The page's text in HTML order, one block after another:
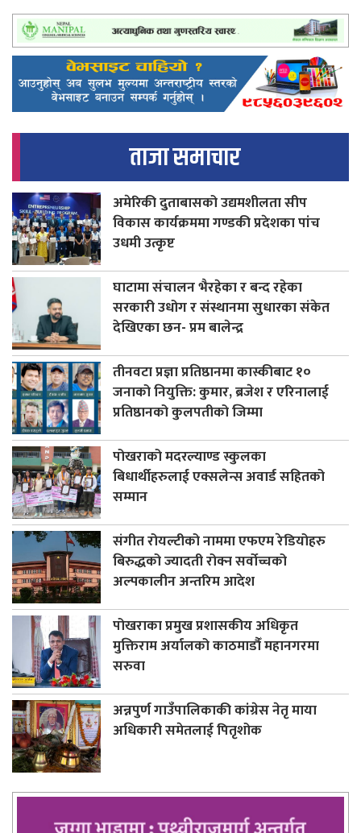
ताजा समाचार
अमेरिकी दुताबासको उद्यमशीलता सीप
विकास कार्यक्रममा गण्डकी प्रदेशका पांच
उधमी उत्कृष्ट
घाटामा संचालन भैरहेका र बन्द रहेका
सरकारी उधोग र संस्थानमा सुधारका संकेत
देखिएका छन- प्रम बालेन्द्र
तीनवटा प्रज्ञा प्रतिष्ठानमा कास्कीबाट १०
जनाको नियुक्ति: कुमार, ब्रजेश र एरिनालाई
प्रतिष्ठानको कुलपतीको जिम्मा
पोखराको मदरल्याण्ड स्कुलका
बिधार्थीहरुलाई एक्सलेन्स अवार्ड सहितको
सम्मान
संगीत रोयल्टीको नाममा एफएम रेडियोहरु
बिरुद्धको ज्यादती रोक्न सर्वोच्चको
अल्पकालीन अन्तरिम आदेश
पोखराका प्रमुख प्रशासकीय अधिकृत
मुक्तिराम अर्यालको काठमाडौँ महानगरमा
सरुवा
अन्नपुर्ण गाउँपालिकाकी कांग्रेस नेतृ माया
अधिकारी समेतलाई पितृशोक